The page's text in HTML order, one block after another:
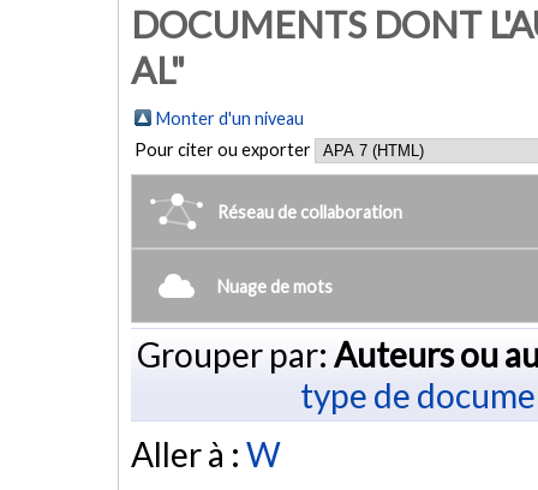
DOCUMENTS DONT
AL"
Monter d'un niveau
Pour citer ou exporter
Réseau de collaboration
Nuage de mots
Grouper par: Auteurs ou
type de
Aller à : W